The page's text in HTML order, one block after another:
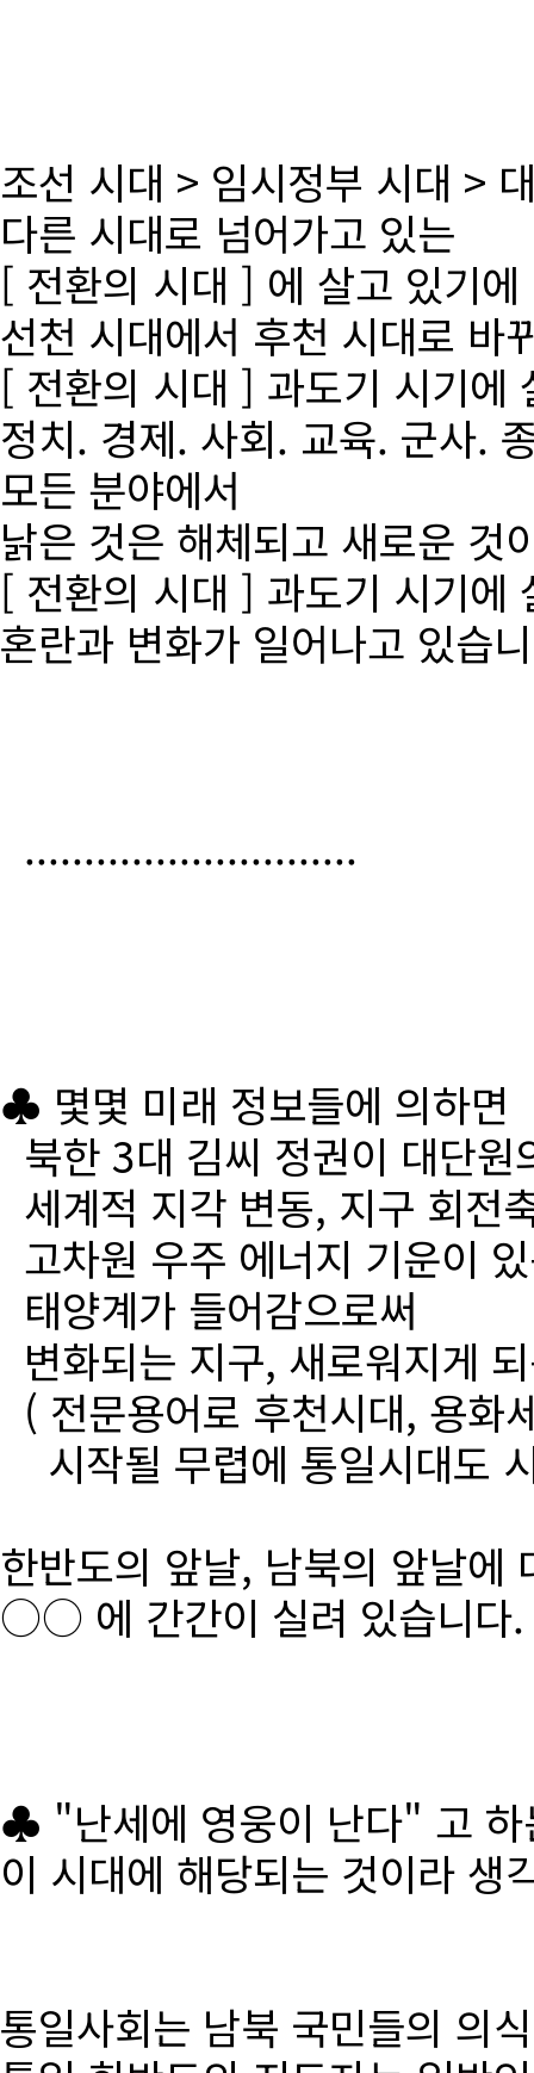
조선 시대 > 임시정부 시대 >
다른 시대로 넘어가고 있는
[ 전환의 시대 ] 에 살고 있기에
선천 시대에서 후천 시대로 바
[ 전환의 시대 ] 과도기 시기에
정치. 경제. 사회. 교육. 군사.
모든 분야에서
낡은 것은 해체되고 새로운 것
[ 전환의 시대 ] 과도기 시기에
혼란과 변화가 일어나고 있습
............................
♣ 몇몇 미래 정보들에 의하면
북한 3대 김씨 정권이 대단
세계적 지각 변동, 지구 회전
고차원 우주 에너지 기운이
태양계가 들어감으로써
변화되는 지구, 새로워지게
( 전문용어로 후천시대, 용화
시작될 무렵에 통일시대도
한반도의 앞날, 남북의 앞날에
○○ 에 간간이 실려 있습니다.
♣ "난세에 영웅이 난다" 고 하
이 시대에 해당되는 것이라 생
통일사회는 남북 국민들의 의